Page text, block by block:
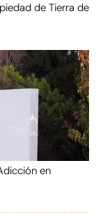
de Tierra de
en